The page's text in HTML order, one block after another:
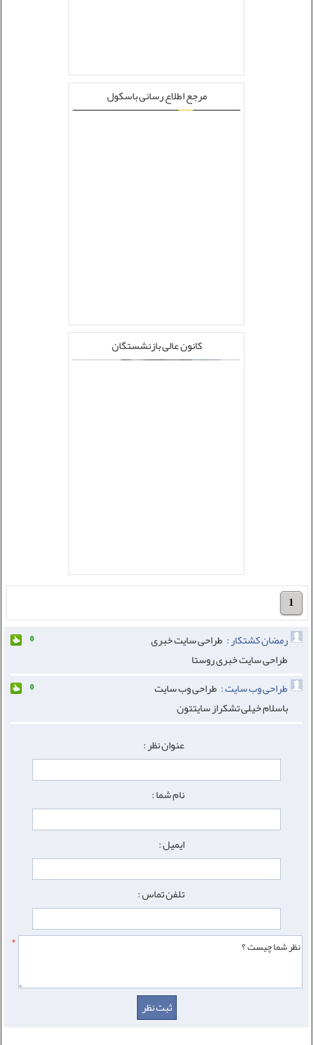
مرجع اطلاع رسانی باسکول
کانون عالی بازنشستگان
1
رمضان کشتکار : طراحی سایت خبری 0
طراحی سایت خبری روستا
طراحی وب سایت : طراحی وب سایت 0
باسلام خیلی تشکراز سایتتون
عنوان نظر :
نام شما :
ایمیل :
تلفن تماس :
*